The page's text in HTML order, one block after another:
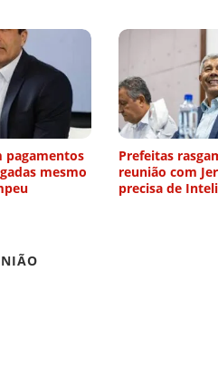
pagamentos
mesmo
Prefeitas
reunião com
precisa de